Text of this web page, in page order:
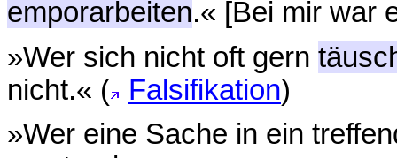
emporarbeiten.« [Bei mir war
»Wer sich nicht oft gern
nicht.« (
Falsifikation)
»Wer eine Sache in ein